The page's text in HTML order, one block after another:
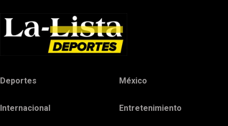
Deportes México
Internacional Entretenimiento